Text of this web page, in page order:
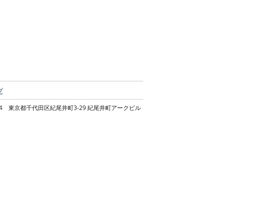
東京都千代田区紀尾井町3-29 紀尾井町アークビル